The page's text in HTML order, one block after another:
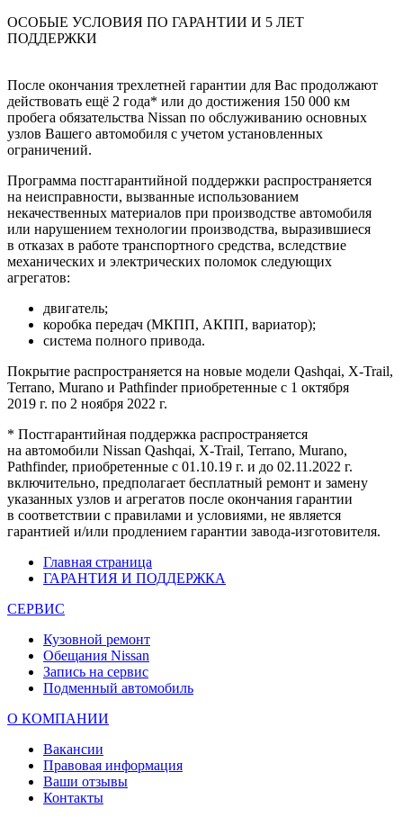
ОСОБЫЕ УСЛОВИЯ ПО ГАРАНТИИ И 5 ЛЕТ
ПОДДЕРЖКИ
После окончания трехлетней гарантии для Вас продолжают
действовать ещё 2 года* или до достижения 150 000 км
пробега обязательства Nissan по обслуживанию основных
узлов Вашего автомобиля с учетом установленных
ограничений.
Программа постгарантийной поддержки распространяется
на неисправности, вызванные использованием
некачественных материалов при производстве автомобиля
или нарушением технологии производства, выразившиеся
в отказах в работе транспортного средства, вследствие
механических и электрических поломок следующих
агрегатов:
двигатель;
коробка передач (МКПП, АКПП, вариатор);
система полного привода.
Покрытие распространяется на новые модели Qashqai, X-Trail,
Terrano, Murano и Pathfinder приобретенные с 1 октября
2019 г. по 2 ноября 2022 г.
* Постгарантийная поддержка распространяется
на автомобили Nissan Qashqai, X-Trail, Terrano, Murano,
Pathfinder, приобретенные с 01.10.19 г. и до 02.11.2022 г.
включительно, предполагает бесплатный ремонт и замену
указанных узлов и агрегатов после окончания гарантии
в соответствии с правилами и условиями, не является
гарантией и/или продлением гарантии завода-изготовителя.
Главная страница
ГАРАНТИЯ И ПОДДЕРЖКА
СЕРВИС
Кузовной ремонт
Обещания Nissan
Запись на сервис
Подменный автомобиль
О КОМПАНИИ
Вакансии
Правовая информация
Ваши отзывы
Контакты